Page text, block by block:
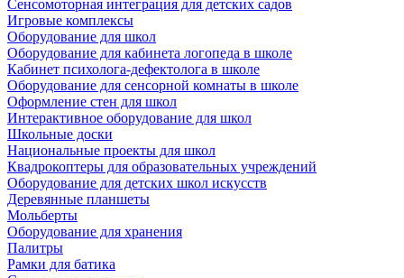
Сенсомоторная интеграция для детских садов
Игровые комплексы
Оборудование для школ
Оборудование для кабинета логопеда в школе
Кабинет психолога-дефектолога в школе
Оборудование для сенсорной комнаты в школе
Оформление стен для школ
Интерактивное оборудование для школ
Школьные доски
Национальные проекты для школ
Квадрокоптеры для образовательных учреждений
Оборудование для детских школ искусств
Деревянные планшеты
Мольберты
Оборудование для хранения
Палитры
Рамки для батика